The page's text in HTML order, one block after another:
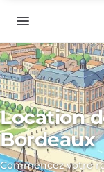
Location
Bordeaux
Commencez votre